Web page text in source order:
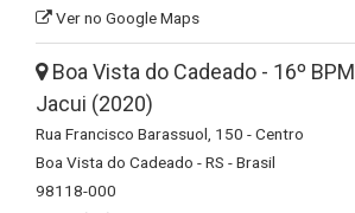
Ver no Google Maps
Boa Vista do Cadeado - 16º
Jacui (2020)
Rua Francisco Barassuol, 150 - Centro
Boa Vista do Cadeado - RS - Brasil
98118-000